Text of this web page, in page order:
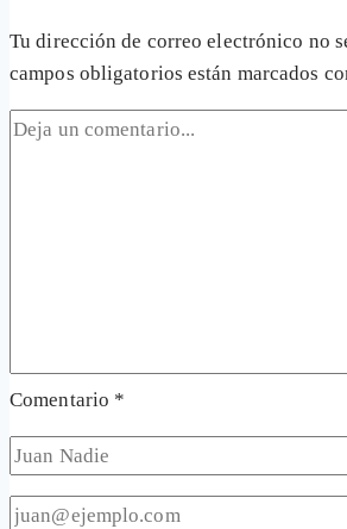
Tu dirección de correo electrónico no
campos obligatorios están marcados
Comentario *